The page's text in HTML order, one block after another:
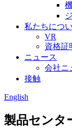
私たちにつ
VR
資格証
ニュース
会社ニ
接触
English
製品センタ